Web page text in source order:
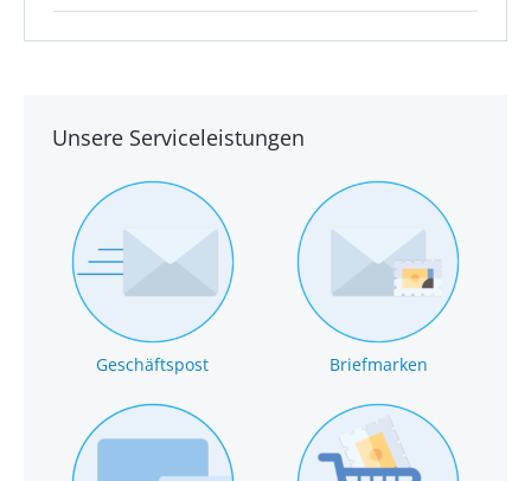
Unsere Serviceleistungen
Geschäftspost Briefmarken